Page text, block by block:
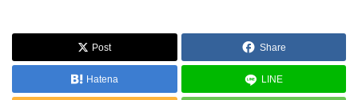
Post Share
Hatena LINE